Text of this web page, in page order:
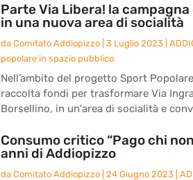
Parte Via Libera! la
in una nuova area di socialità
da Comitato Addiopizzo 3 Luglio 2023
popolare in spazio pubblico
Nell’ambito del progetto Sport
raccolta fondi per trasformare Via
Borsellino, in un'area di socialità e
Consumo critico “Pago chi
anni di Addiopizzo
da Comitato Addiopizzo 24 Giugno 2023